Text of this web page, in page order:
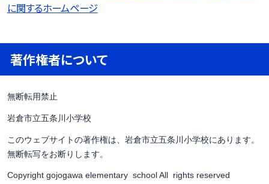
に関するホームページ
著作権者について
無断転用禁止
岩倉市立五条川小学校
このウェブサイトの著作権は、岩倉市立五条川小学校にあります。
無断転写をお断りします。
Copyright gojogawa elementary school All rights reserved